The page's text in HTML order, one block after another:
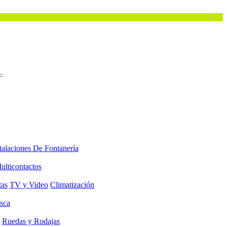
De Fontanería
TV y Video Climatización
Ruedas y Rodajas